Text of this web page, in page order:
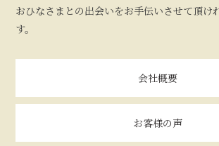
おひなさまとの出会いをお手伝いさせて頂け
す。
会社概要
お客様の声